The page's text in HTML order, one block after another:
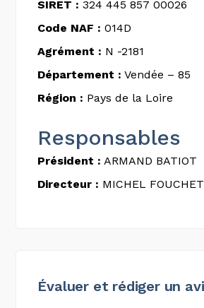
SIRET : 324 445 857 00026
Code NAF : 014D
Agrément : N -2181
Département : Vendée – 85
Région : Pays de la Loire
Responsables
Président : ARMAND BATIOT
Directeur : MICHEL FOUCHET
Évaluer et rédiger un